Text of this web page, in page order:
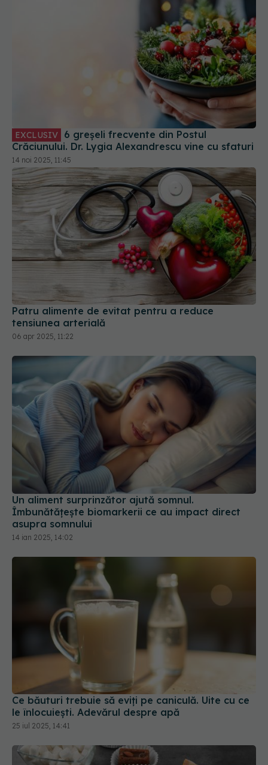
Crăciunului. Dr. Lygia Alexandrescu vine cu sfaturi
Patru alimente de evitat pentru a reduce
06 apr 2025, 11:22
Un aliment surprinzător ajută somnul.
Îmbunătățește biomarkerii ce au impact direct
asupra somnului
14 ian 2025, 14:02
Ce băuturi trebuie să eviți pe caniculă. Uite cu ce
le înlocuiești. Adevărul despre apă
25 iul 2025, 14:41